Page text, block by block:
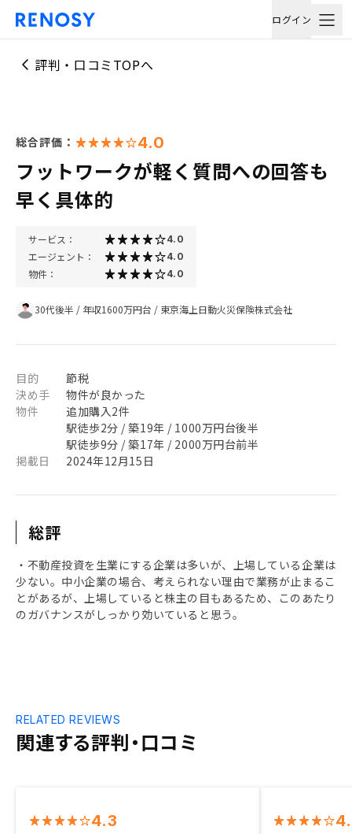
ログイン
評判・口コミTOPへ
総合評価： 4.0
フットワークが軽く質問への回答も
早く具体的
サービス： 4.0
エージェント： 4.0
物件： 4.0
30代後半 / 年収1600万円台 / 東京海上日動火災保険株式会社
目的
節税
決め手
物件が良かった
物件
追加購入2件
駅徒歩2分 / 築19年 / 1000万円台後半
駅徒歩9分 / 築17年 / 2000万円台前半
掲載日
2024年12月15日
総評
・不動産投資を生業にする企業は多いが、上場している企業は
少ない。中小企業の場合、考えられない理由で業務が止まるこ
とがあるが、上場していると株主の目もあるため、このあたり
のガバナンスがしっかり効いていると思う。
関連する評判・口コミ
RELATED REVIEWS
4.3